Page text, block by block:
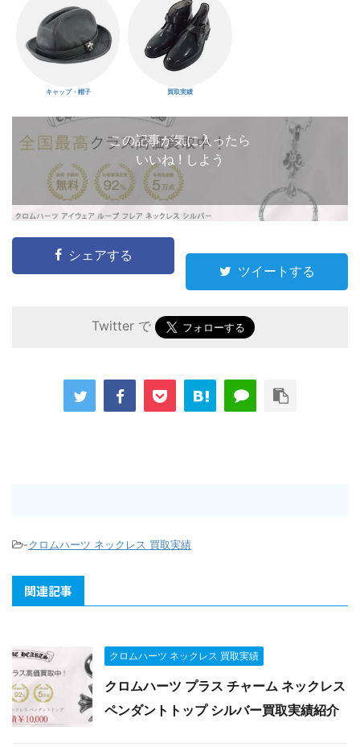
キャップ・帽子 買取実績
この記事が気に入ったら
いいね ! しよう
シェアする
ツイートする
Twitter で
-クロムハーツ ネックレス 買取実績
関連記事
クロムハーツ ネックレス 買取実績
クロムハーツ プラス チャーム ネックレス
ペンダントトップ シルバー買取実績紹介